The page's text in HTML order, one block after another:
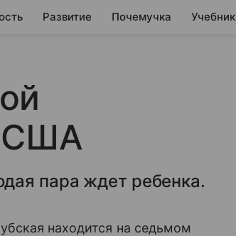
Развитие Почемучка Учебник
США
пара ждет ребенка.
находится на седьмом